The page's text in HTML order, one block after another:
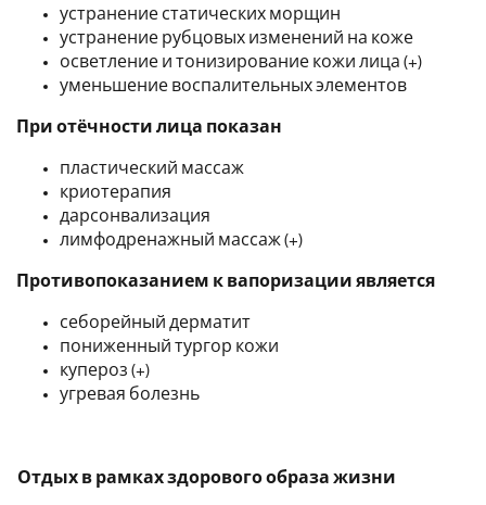
устранение статических морщин
устранение рубцовых изменений на коже
осветление и тонизирование кожи лица (+)
уменьшение воспалительных элементов
При отёчности лица показан
пластический массаж
криотерапия
дарсонвализация
лимфодренажный массаж (+)
Противопоказанием к вапоризации является
себорейный дерматит
пониженный тургор кожи
купероз (+)
угревая болезнь
Отдых в рамках здорового образа жизни